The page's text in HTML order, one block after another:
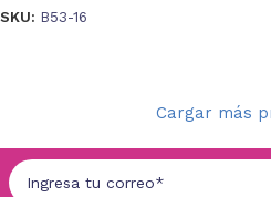
SKU: B53-16
Cargar más